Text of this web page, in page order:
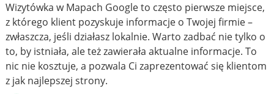
Wizytówka w Mapach Google to często pierwsze miejsce,
z którego klient pozyskuje informacje o Twojej firmie –
zwłaszcza, jeśli działasz lokalnie. Warto zadbać nie tylko o
to, by istniała, ale też zawierała aktualne informacje. To
nic nie kosztuje, a pozwala Ci zaprezentować się klientom
z jak najlepszej strony.